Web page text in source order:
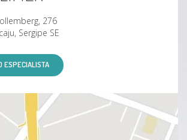
Rinosinusal
Esfenoidal
276
Sergipe SE
ESPECIALISTA